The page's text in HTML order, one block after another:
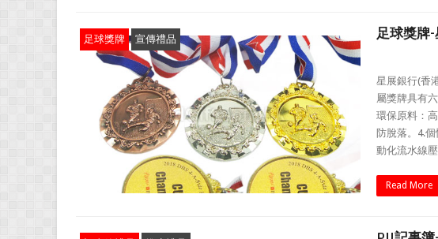
足球獎牌 宣傳禮品 足球獎牌
星展銀行(香
屬獎牌具有
環保原料：
防脫落。4.
動化流水線
Read More